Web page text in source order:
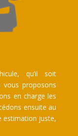
qu’il soit
proposons
en charge les
ensuite au
estimation juste,